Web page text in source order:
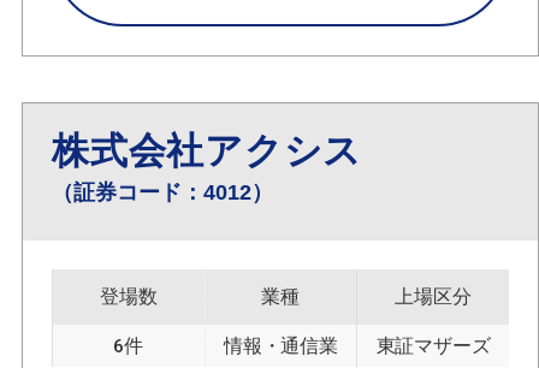
株式会社アクシス
（証券コード：4012）
登場数
6件
業種
情報・通信業
上場区分
東証マザーズ